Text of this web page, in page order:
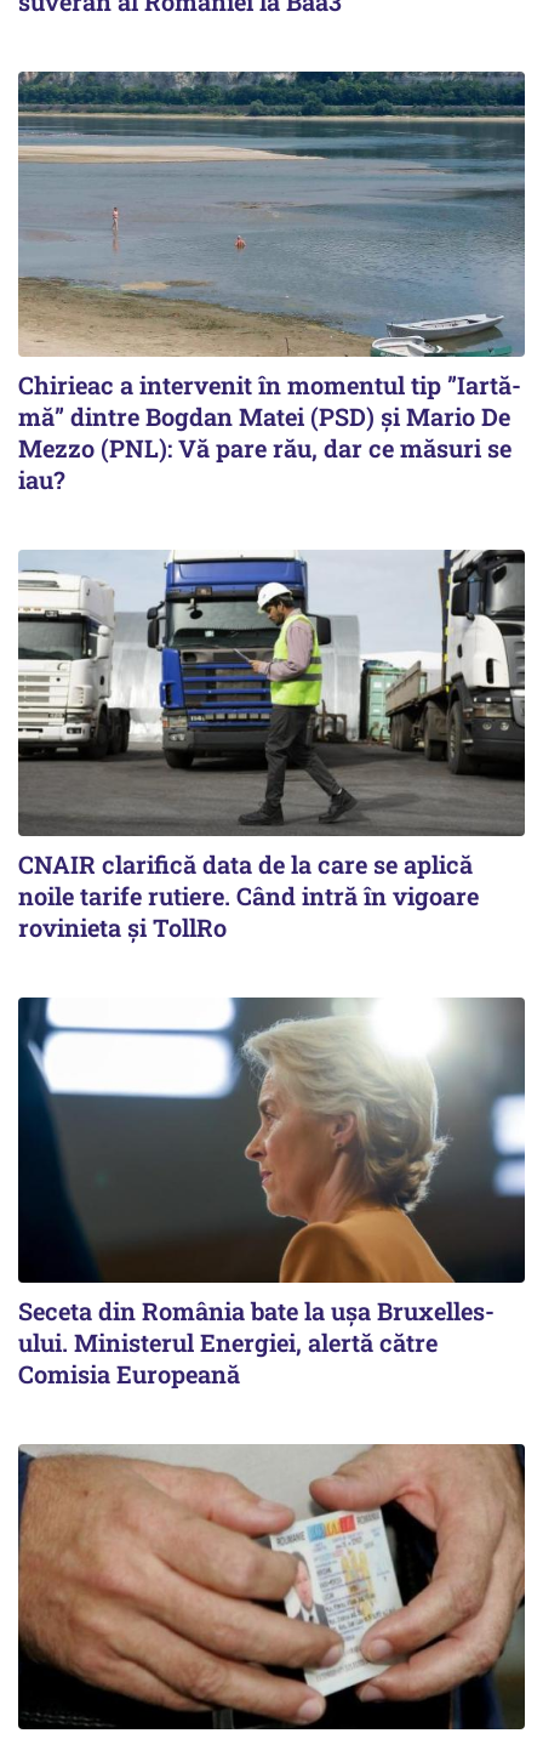
Chirieac a intervenit în momentul tip ”Iartă-
mă” dintre Bogdan Matei (PSD) și Mario De
Mezzo (PNL): Vă pare rău, dar ce măsuri se
iau?
CNAIR clarifică data de la care se aplică
noile tarife rutiere. Când intră în vigoare
rovinieta și TollRo
Seceta din România bate la ușa Bruxelles-
ului. Ministerul Energiei, alertă către
Comisia Europeană